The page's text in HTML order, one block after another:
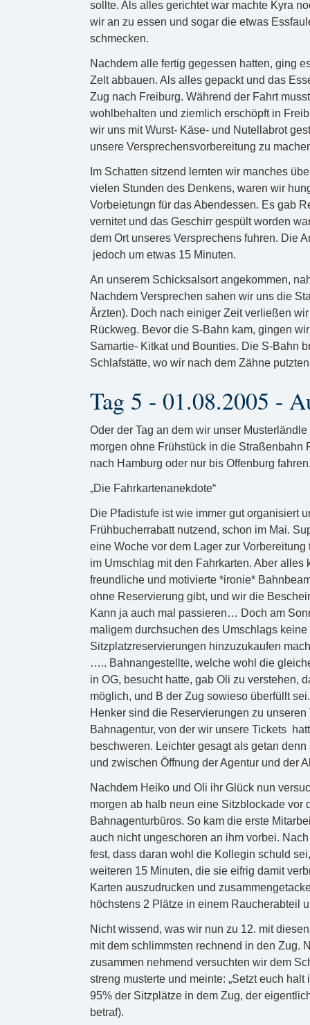
sollte. Als alles gerichtet war machte Kyra
wir an zu essen und sogar die etwas
schmecken.
Nachdem alle fertig gegessen hatten, ging
Zelt abbauen. Als alles gepackt und das
Zug nach Freiburg. Während der Fahrt
wohlbehalten und ziemlich erschöpft in
wir uns mit Wurst- Käse- und Nutellabrot
unsere Versprechensvorbereitung zu
Im Schatten sitzend lernten wir manches
vielen Stunden des Denkens, waren wir
Vorbeietungn für das Abendessen. Es gab
vernitet und das Geschirr gespült worden
dem Ort unseres Versprechens fuhren. Die
jedoch um etwas 15 Minuten.
An unserem Schicksalsort angekommen,
Nachdem Versprechen sahen wir uns die
Ärzten). Doch nach einiger Zeit verließen
Rückweg. Bevor die S-Bahn kam, gingen
Samartie- Kitkat und Bounties. Die S-Bahn
Schlafstätte, wo wir nach dem Zähne
Tag 5 - 01.08.2005 -
Oder der Tag an dem wir unser
morgen ohne Frühstück in die Straßenbahn
nach Hamburg oder nur bis Offenburg
„Die Fahrkartenanekdote“
Die Pfadistufe ist wie immer gut organisiert
Frühbucherrabatt nutzend, schon im Mai.
eine Woche vor dem Lager zur
im Umschlag mit den Fahrkarten. Aber
freundliche und motivierte *ironie*
ohne Reservierung gibt, und wir die
Kann ja auch mal passieren… Doch am
maligem durchsuchen des Umschlags
Sitzplatzreservierungen hinzuzukaufen
….. Bahnangestellte, welche wohl die
in OG, besucht hatte, gab Oli zu verstehen,
möglich, und B der Zug sowieso überfüllt
Henker sind die Reservierungen zu
Bahnagentur, von der wir unsere Tickets
beschweren. Leichter gesagt als getan
und zwischen Öffnung der Agentur und der
Nachdem Heiko und Oli ihr Glück nun
morgen ab halb neun eine Sitzblockade vor
Bahnagenturbüros. So kam die erste
auch nicht ungeschoren an ihm vorbei.
fest, dass daran wohl die Kollegin schuld
weiteren 15 Minuten, die sie eifrig damit
Karten auszudrucken und
höchstens 2 Plätze in einem Raucherabteil
Nicht wissend, was wir nun zu 12. mit
mit dem schlimmsten rechnend in den Zug.
zusammen nehmend versuchten wir dem
streng musterte und meinte: „Setzt euch
95% der Sitzplätze in dem Zug, der
betraf).